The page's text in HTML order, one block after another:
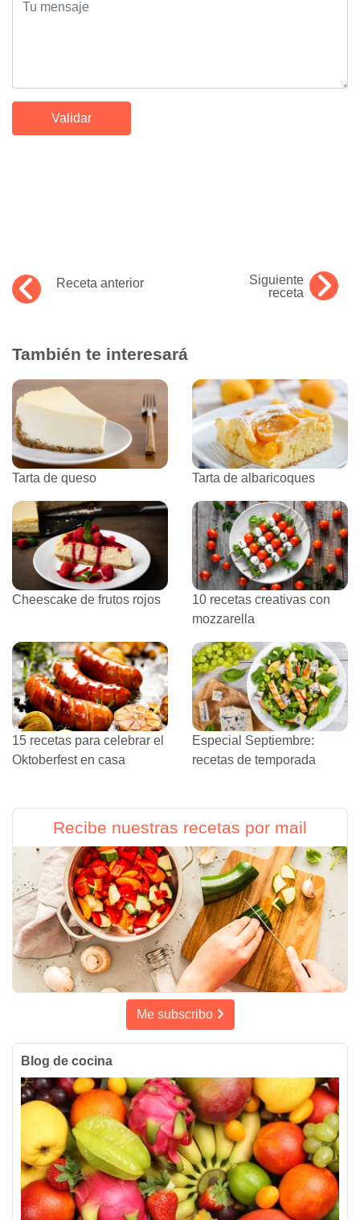
Receta anterior
Siguiente
receta
También te interesará
Tarta de queso Tarta de albaricoques
Cheescake de frutos rojos
10 recetas creativas con
mozzarella
15 recetas para celebrar el
Oktoberfest en casa
Especial Septiembre:
recetas de temporada
Recibe nuestras recetas por mail
Me subscribo
Blog de cocina